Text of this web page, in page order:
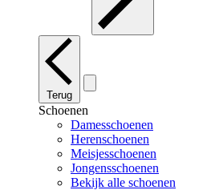
Terug
Schoenen
Damesschoenen
Herenschoenen
Meisjesschoenen
Jongensschoenen
Bekijk alle schoenen